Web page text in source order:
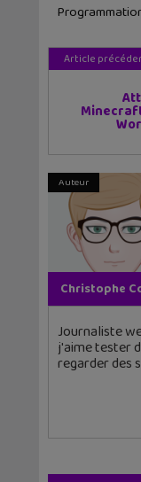
Article
Auteur
Christophe
Journaliste
j'aime tester
regarder des